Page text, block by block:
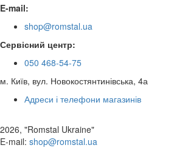
E-mail:
shop@romstal.ua
Сервісний центр:
050 468-54-75
м. Київ, вул. Новокостянтинівська, 4а
Адреси і телефони магазинів
2026, "Romstal Ukraine"
​E-mail: shop@romstal.ua